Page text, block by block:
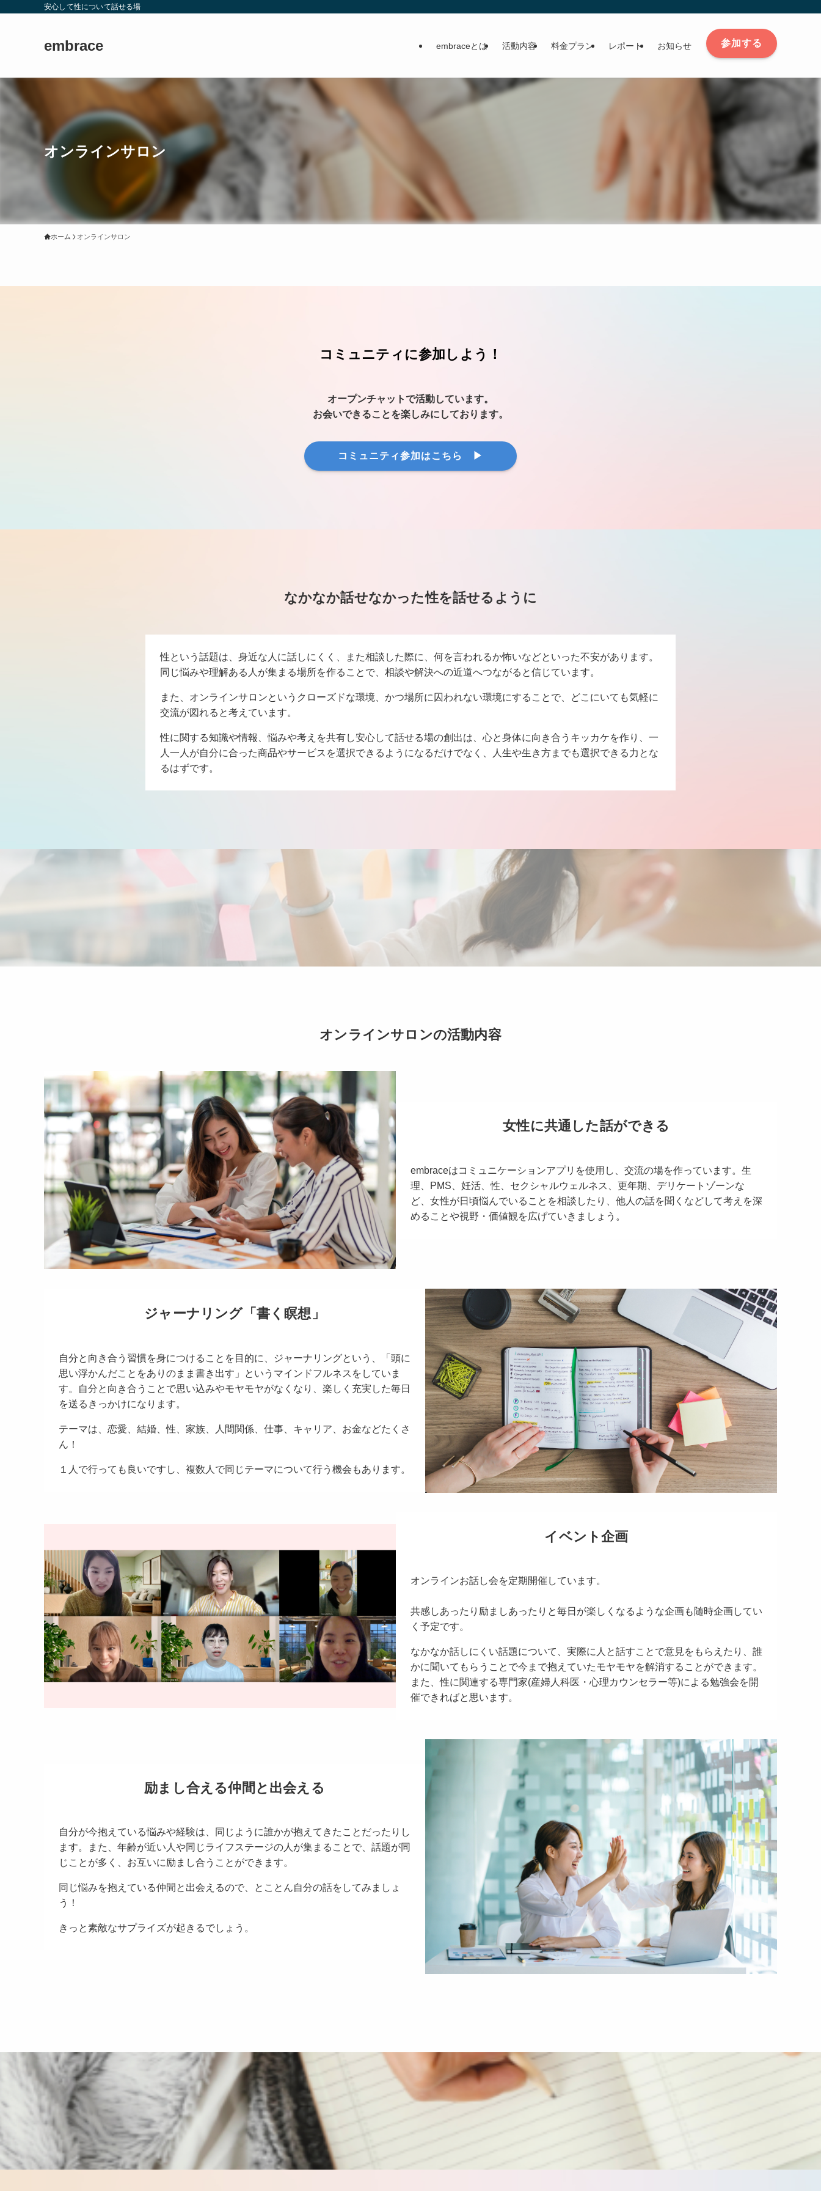
安心して性について話せる場
embrace embraceとは 活動内容 料金プラン レポート お知らせ 参加する
オンラインサロン
ホーム オンラインサロン
コミュニティに参加しよう！
オープンチャットで活動しています。
お会いできることを楽しみにしております。
コミュニティ参加はこちら ▶︎
なかなか話せなかった性を話せるように
性という話題は、身近な人に話しにくく、また相談した際に、何を言われるか怖いなどといった不安があります。
同じ悩みや理解ある人が集まる場所を作ることで、相談や解決への近道へつながると信じています。
また、オンラインサロンというクローズドな環境、かつ場所に囚われない環境にすることで、どこにいても気軽に
交流が図れると考えています。
性に関する知識や情報、悩みや考えを共有し安心して話せる場の創出は、心と身体に向き合うキッカケを作り、一
人一人が自分に合った商品やサービスを選択できるようになるだけでなく、人生や生き方までも選択できる力とな
るはずです。
オンラインサロンの活動内容
女性に共通した話ができる
embraceはコミュニケーションアプリを使用し、交流の場を作っています。生
理、PMS、妊活、性、セクシャルウェルネス、更年期、デリケートゾーンな
ど、女性が日頃悩んでいることを相談したり、他人の話を聞くなどして考えを深
めることや視野・価値観を広げていきましょう。
ジャーナリング「書く瞑想」
自分と向き合う習慣を身につけることを目的に、ジャーナリングという、「頭に
思い浮かんだことをありのまま書き出す」というマインドフルネスをしていま
す。自分と向き合うことで思い込みやモヤモヤがなくなり、楽しく充実した毎日
を送るきっかけになります。
テーマは、恋愛、結婚、性、家族、人間関係、仕事、キャリア、お金などたくさ
ん！
１人で行っても良いですし、複数人で同じテーマについて行う機会もあります。
イベント企画
オンラインお話し会を定期開催しています。
共感しあったり励ましあったりと毎日が楽しくなるような企画も随時企画してい
く予定です。
なかなか話しにくい話題について、実際に人と話すことで意見をもらえたり、誰
かに聞いてもらうことで今まで抱えていたモヤモヤを解消することができます。
また、性に関連する専門家(産婦人科医・心理カウンセラー等)による勉強会を開
催できればと思います。
励まし合える仲間と出会える
自分が今抱えている悩みや経験は、同じように誰かが抱えてきたことだったりし
ます。また、年齢が近い人や同じライフステージの人が集まることで、話題が同
じことが多く、お互いに励まし合うことができます。
同じ悩みを抱えている仲間と出会えるので、とことん自分の話をしてみましょ
う！
きっと素敵なサプライズが起きるでしょう。